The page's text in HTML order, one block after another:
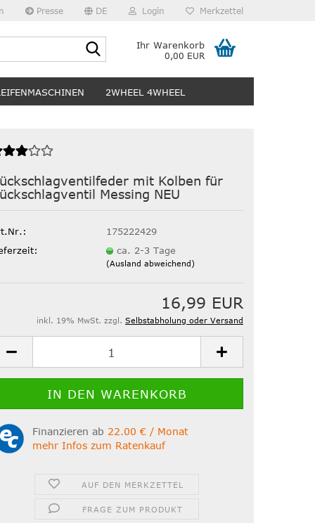
Presse DE Login Merkzettel
Suche...Ihr Warenkorb
0,00 EUR
2WHEEL 4WHEEL
mit Kolben für
Messing NEU
175222429
ca. 2-3 Tage
(Ausland abweichend)
16,99 EUR
inkl. 19% MwSt. zzgl. Selbstabholung oder Versand
Finanzieren ab 22.00 € / Monat
mehr Infos zum Ratenkauf
AUF DEN MERKZETTEL
FRAGE ZUM PRODUKT